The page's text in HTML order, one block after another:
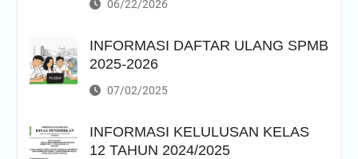
06/22/2026
INFORMASI DAFTAR ULANG SPMB
2025-2026
07/02/2025
INFORMASI KELULUSAN KELAS
12 TAHUN 2024/2025